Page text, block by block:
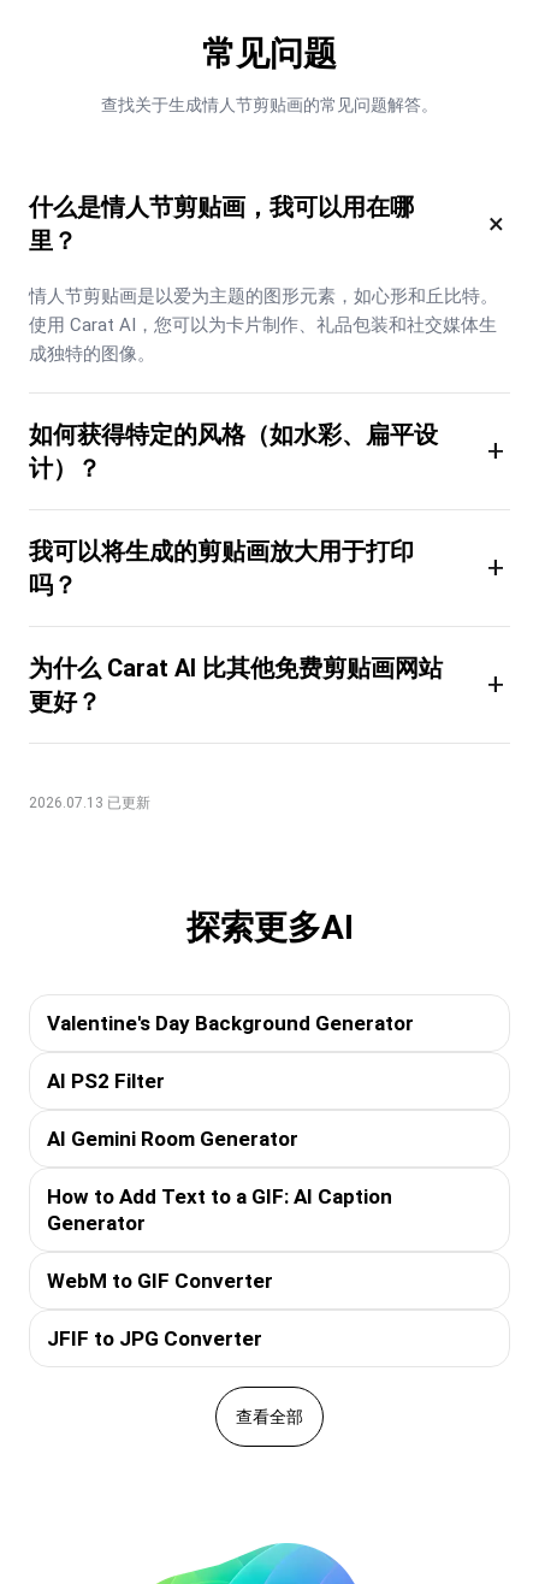
常见问题
查找关于生成情人节剪贴画的常见问题解答。
什么是情人节剪贴画，我可以用在哪
里？
×
情人节剪贴画是以爱为主题的图形元素，如心形和丘比特。
使用 Carat AI，您可以为卡片制作、礼品包装和社交媒体生
成独特的图像。
如何获得特定的风格（如水彩、扁平设
计）？
+
我可以将生成的剪贴画放大用于打印
吗？
+
为什么 Carat AI 比其他免费剪贴画网站
更好？
+
2026.07.13 已更新
探索更多AI
Valentine's Day Background Generator
AI PS2 Filter
AI Gemini Room Generator
How to Add Text to a GIF: AI Caption
Generator
WebM to GIF Converter
JFIF to JPG Converter
查看全部